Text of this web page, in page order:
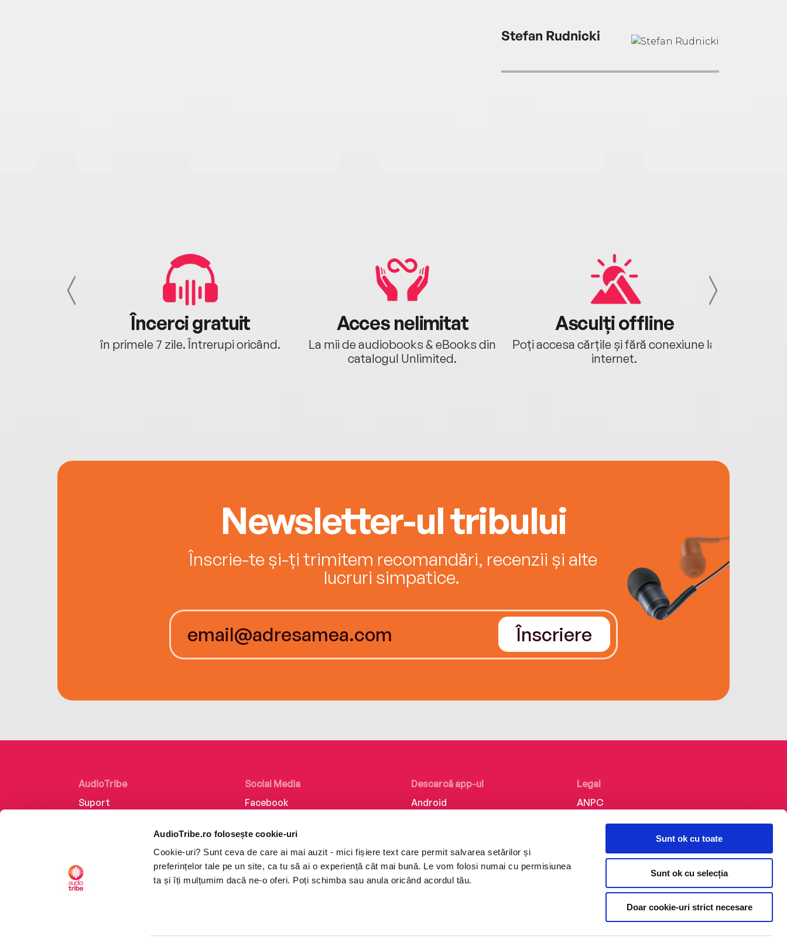
AudioTribe.ro folosește cookie-uri
Cookie-uri? Sunt ceva de care ai mai auzit - mici fișiere text care permit salvarea setărilor și
preferințelor tale pe un site, ca tu să ai o experiență cât mai bună. Le vom folosi numai cu permisiunea
ta și îți mulțumim dacă ne-o oferi. Poți schimba sau anula oricând acordul tău.
Sunt ok cu toate
Sunt ok cu selecția
Doar cookie-uri strict necesare
Stefan Rudnicki
Încerci gratuit
în primele 7 zile. Întrerupi oricând.
Acces nelimitat
La mii de audiobooks & eBooks din
catalogul Unlimited.
Asculți offline
Poți accesa cărțile și fără conexiune la
internet.
Newsletter-ul tribului
Înscrie-te și-ți trimitem recomandări, recenzii și alte
lucruri simpatice.
Înscriere
AudioTribe
Suport
Retragere din comandă
Social Media
Facebook
Instagram
TikTok
Descarcă app-ul
Android
Legal
ANPC
Politica de confidențialitate
Termeni și condiții